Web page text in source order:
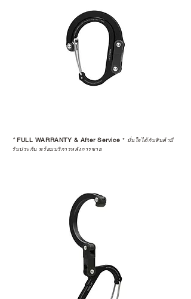
*FULL WARRANTY & After Service * มั่นใจได้กับสินค้ามี
รับประกัน พร้อมบริการหลังการขาย